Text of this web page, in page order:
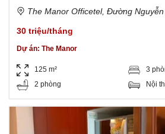
The Manor Officetel, Đường
30 triệu/tháng
Dự án: The Manor
125 m²
3
2 phòng
Nội